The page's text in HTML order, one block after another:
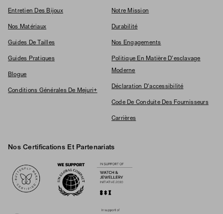
Entretien Des Bijoux
Nos Matériaux
Guides De Tailles
Guides Pratiques
Blogue
Conditions Générales De Mejuri+
Notre Mission
Durabilité
Nos Engagements
Politique En Matière D'esclavage
Moderne
Déclaration D'accessibilité
Code De Conduite Des Fournisseurs
Carrières
Nos Certifications Et Partenariats